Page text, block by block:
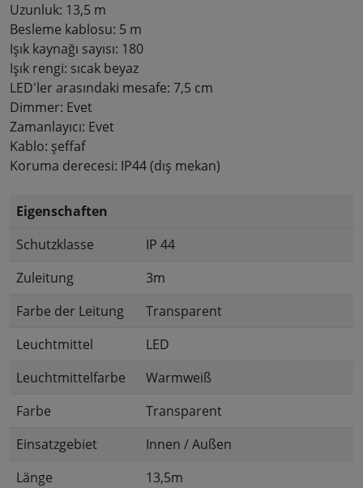
Uzunluk: 13,5 m
Besleme kablosu: 5 m
Işık kaynağı sayısı: 180
Işık rengi: sıcak beyaz
LED'ler arasındaki mesafe: 7,5 cm
Dimmer: Evet
Zamanlayıcı: Evet
Kablo: şeffaf
Koruma derecesi: IP44 (dış mekan)
Eigenschaften
Schutzklasse
IP 44
Zuleitung
3m
Farbe der Leitung
Transparent
Leuchtmittel
LED
Leuchtmittelfarbe
Warmweiß
Farbe
Transparent
Einsatzgebiet
Innen / Außen
Länge
13,5m